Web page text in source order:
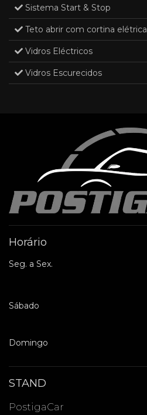
Sistema Start & Stop
Teto abrir com cortina elétrica
Vidros Eléctricos
Vidros Escurecidos
Horário
Seg. a Sex.
Sábado
Domingo
STAND
PostigaCar